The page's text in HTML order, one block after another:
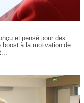
et pensé pour des
boost à la motivation de